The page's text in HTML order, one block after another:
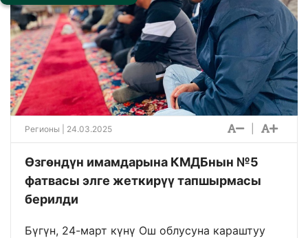
Регионы | 24.03.2025
Өзгөндүн имамдарына КМДБнын №5
фатвасы элге жеткирүү тапшырмасы
берилди
Бүгүн, 24-март күнү Ош облусуна караштуу